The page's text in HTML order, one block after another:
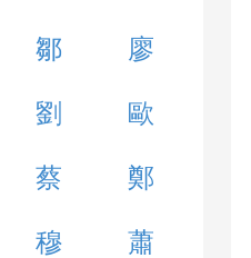
鄒 廖
劉 歐
蔡 鄭
穆 蕭